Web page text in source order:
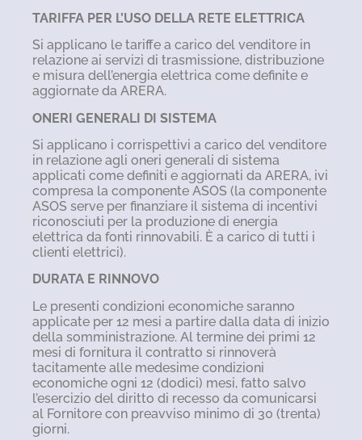
TARIFFA PER L’USO DELLA RETE ELETTRICA
Si applicano le tariffe a carico del venditore in
relazione ai servizi di trasmissione, distribuzione
e misura dell’energia elettrica come definite e
aggiornate da ARERA.
ONERI GENERALI DI SISTEMA
Si applicano i corrispettivi a carico del venditore
in relazione agli oneri generali di sistema
applicati come definiti e aggiornati da ARERA, ivi
compresa la componente ASOS (la componente
ASOS serve per finanziare il sistema di incentivi
riconosciuti per la produzione di energia
elettrica da fonti rinnovabili. È a carico di tutti i
clienti elettrici).
DURATA E RINNOVO
Le presenti condizioni economiche saranno
applicate per 12 mesi a partire dalla data di inizio
della somministrazione. Al termine dei primi 12
mesi di fornitura il contratto si rinnoverà
tacitamente alle medesime condizioni
economiche ogni 12 (dodici) mesi, fatto salvo
l’esercizio del diritto di recesso da comunicarsi
al Fornitore con preavviso minimo di 30 (trenta)
giorni.